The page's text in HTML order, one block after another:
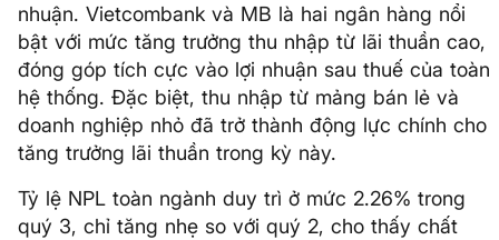
nhuận. Vietcombank và MB là hai ngân hàng nổi
bật với mức tăng trưởng thu nhập từ lãi thuần cao,
đóng góp tích cực vào lợi nhuận sau thuế của toàn
hệ thống. Đặc biệt, thu nhập từ mảng bán lẻ và
doanh nghiệp nhỏ đã trở thành động lực chính cho
tăng trưởng lãi thuần trong kỳ này.
Tỷ lệ NPL toàn ngành duy trì ở mức 2.26% trong
quý 3, chỉ tăng nhẹ so với quý 2, cho thấy chất